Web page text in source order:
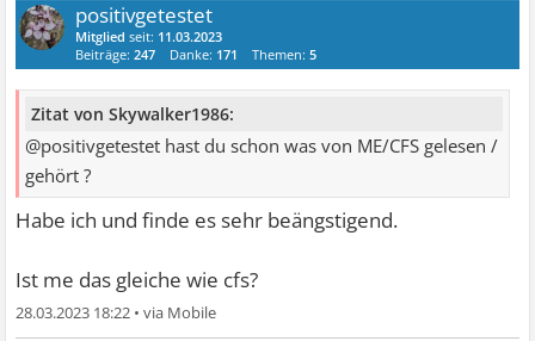
positivgetestet
Mitglied seit: 11.03.2023
Beiträge:247 Danke: 171 Themen:5
Zitat von Skywalker1986:
@positivgetestet hast du schon was von ME/CFS gelesen /
gehört ?
Habe ich und finde es sehr beängstigend.
Ist me das gleiche wie cfs?
28.03.2023 18:22 •